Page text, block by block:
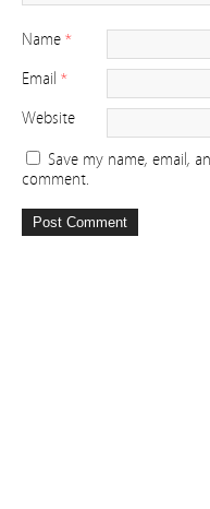
Name *
Email *
Website
Save my name, email,
comment.